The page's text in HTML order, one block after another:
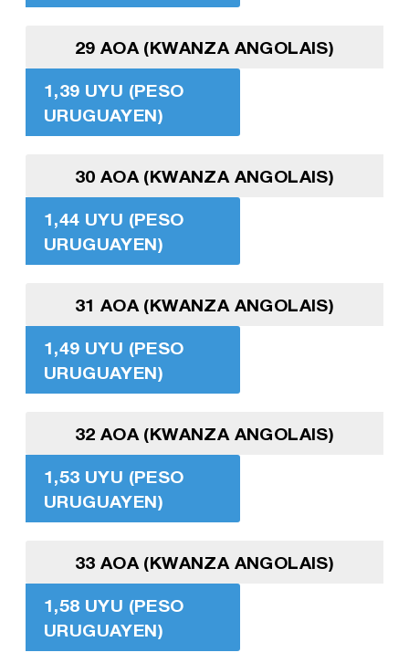
29 AOA (KWANZA ANGOLAIS)
1,39 UYU (PESO
URUGUAYEN)
30 AOA (KWANZA ANGOLAIS)
1,44 UYU (PESO
URUGUAYEN)
31 AOA (KWANZA ANGOLAIS)
1,49 UYU (PESO
URUGUAYEN)
32 AOA (KWANZA ANGOLAIS)
1,53 UYU (PESO
URUGUAYEN)
33 AOA (KWANZA ANGOLAIS)
1,58 UYU (PESO
URUGUAYEN)